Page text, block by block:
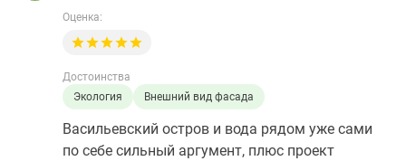
Оценка:
Достоинства
Экология
Внешний вид фасада
Васильевский остров и вода рядом уже сами
по себе сильный аргумент, плюс проект